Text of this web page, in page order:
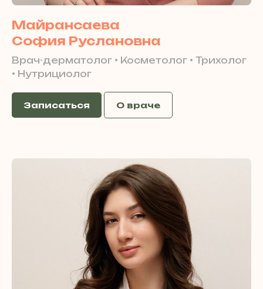
Майрансаева
София Руслановна
Врач-дерматолог • Косметолог • Трихолог
• Нутрициолог
Записаться О враче